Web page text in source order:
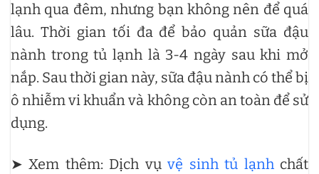
lạnh qua đêm, nhưng bạn không nên để quá
lâu. Thời gian tối đa để bảo quản sữa đậu
nành trong tủ lạnh là 3-4 ngày sau khi mở
nắp. Sau thời gian này, sữa đậu nành có thể bị
ô nhiễm vi khuẩn và không còn an toàn để sử
dụng.
➤ Xem thêm: Dịch vụvệ sinh tủ lạnhchất